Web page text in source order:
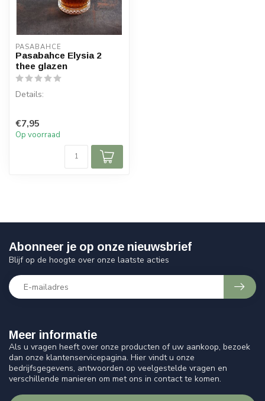
PASABAHCE
Pasabahce Elysia 2
thee glazen
Details:
Inhoud: 250 cc
Materiaal: Glas
€7,95
Op voorraad
Meer informatie
Als u vragen heeft over onze producten of uw aankoop, bezoek
dan onze klantenservicepagina. Hier vindt u onze
bedrijfsgegevens, antwoorden op veelgestelde vragen en
verschillende manieren om met ons in contact te komen.
Abonneer je op onze nieuwsbrief
Blijf op de hoogte over onze laatste acties